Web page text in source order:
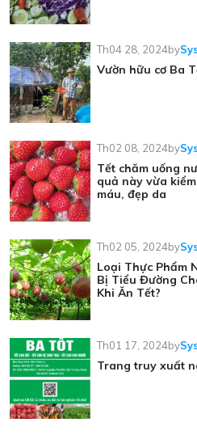
Th04 28, 2024by
Vườn hữu cơ Ba
Th02 08, 2024by
Tết chăm uống
quả này vừa
máu, đẹp da
Th02 05, 2024by
Loại Thực Phẩm
Bị Tiểu Đường
Khi Ăn Tết?
Th01 17, 2024by
Trang truy xuất